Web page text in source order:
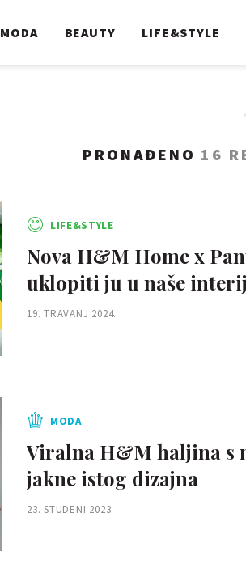
MODA BEAUTY LIFE&STYLE
PRONAĐENO 16
LIFE&STYLE
Nova H&M Home x
uklopiti ju u naše
19. TRAVANJ 2024.
MODA
Viralna H&M haljina s
jakne istog dizajna
23. STUDENI 2023.